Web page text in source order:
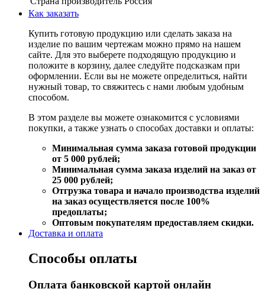
Как заказать
Купить готовую продукцию или сделать заказа на
изделие по вашим чертежам можно прямо на нашем
сайте. Для это выберете подходящую продукцию и
положите в корзину, далее следуйте подсказкам при
оформлении. Если вы не можете определиться, найти
нужный товар, то свяжитесь с нами любым удобным
способом.
В этом разделе вы можете ознакомится с условиями
покупки, а также узнать о способах доставки и оплаты:
Минимальная сумма заказа готовой продукции
от 5 000 рублей;
Минимальная сумма заказа изделий на заказ от
25 000 рублей;
Отгрузка товара и начало производства изделий
на заказ осуществляется после 100%
предоплаты;
Оптовым покупателям предоставляем скидки.
Доставка и оплата
Способы оплаты
Оплата банковской картой онлайн